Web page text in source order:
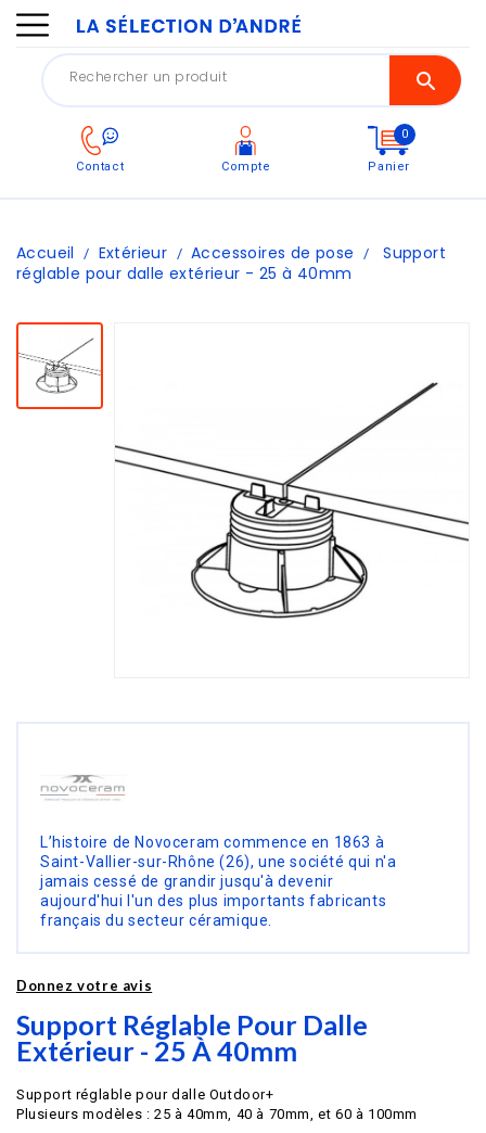
Contact Compte
0
Panier
Accueil Extérieur Accessoires de pose
Support
réglable pour dalle extérieur - 25 à 40mm
L’histoire de Novoceram commence en 1863 à
Saint-Vallier-sur-Rhône (26), une société qui n'a
jamais cessé de grandir jusqu'à devenir
aujourd'hui l'un des plus importants fabricants
français du secteur céramique.
Donnez votre avis
Support Réglable Pour Dalle
Extérieur - 25 À 40mm
Support réglable pour dalle Outdoor+
Plusieurs modèles : 25 à 40mm, 40 à 70mm, et 60 à 100mm